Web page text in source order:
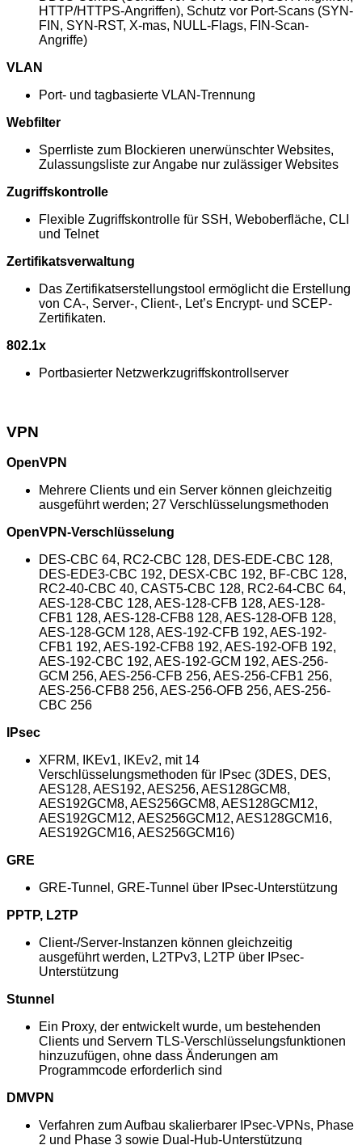
HTTP/HTTPS-Angriffen), Schutz vor Port-Scans (SYN-
FIN, SYN-RST, X-mas, NULL-Flags, FIN-Scan-
Angriffe)
VLAN
Port- und tagbasierte VLAN-Trennung
Webfilter
Sperrliste zum Blockieren unerwünschter Websites,
Zulassungsliste zur Angabe nur zulässiger Websites
Zugriffskontrolle
Flexible Zugriffskontrolle für SSH, Weboberfläche, CLI
und Telnet
Zertifikatsverwaltung
Das Zertifikatserstellungstool ermöglicht die Erstellung
von CA-, Server-, Client-, Let’s Encrypt- und SCEP-
Zertifikaten.
802.1x
Portbasierter Netzwerkzugriffskontrollserver
VPN
OpenVPN
Mehrere Clients und ein Server können gleichzeitig
ausgeführt werden; 27 Verschlüsselungsmethoden
OpenVPN-Verschlüsselung
DES-CBC 64, RC2-CBC 128, DES-EDE-CBC 128,
DES-EDE3-CBC 192, DESX-CBC 192, BF-CBC 128,
RC2-40-CBC 40, CAST5-CBC 128, RC2-64-CBC 64,
AES-128-CBC 128, AES-128-CFB 128, AES-128-
CFB1 128, AES-128-CFB8 128, AES-128-OFB 128,
AES-128-GCM 128, AES-192-CFB 192, AES-192-
CFB1 192, AES-192-CFB8 192, AES-192-OFB 192,
AES-192-CBC 192, AES-192-GCM 192, AES-256-
GCM 256, AES-256-CFB 256, AES-256-CFB1 256,
AES-256-CFB8 256, AES-256-OFB 256, AES-256-
CBC 256
IPsec
XFRM, IKEv1, IKEv2, mit 14
Verschlüsselungsmethoden für IPsec (3DES, DES,
AES128, AES192, AES256, AES128GCM8,
AES192GCM8, AES256GCM8, AES128GCM12,
AES192GCM12, AES256GCM12, AES128GCM16,
AES192GCM16, AES256GCM16)
GRE
GRE-Tunnel, GRE-Tunnel über IPsec-Unterstützung
PPTP, L2TP
Client-/Server-Instanzen können gleichzeitig
ausgeführt werden, L2TPv3, L2TP über IPsec-
Unterstützung
Stunnel
Ein Proxy, der entwickelt wurde, um bestehenden
Clients und Servern TLS-Verschlüsselungsfunktionen
hinzuzufügen, ohne dass Änderungen am
Programmcode erforderlich sind
DMVPN
Verfahren zum Aufbau skalierbarer IPsec-VPNs, Phase
2 und Phase 3 sowie Dual-Hub-Unterstützung